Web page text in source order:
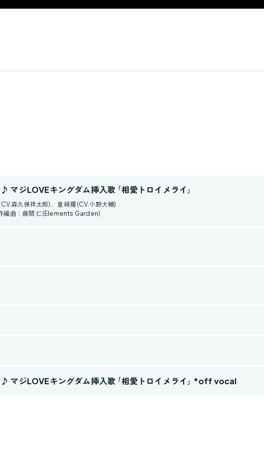
マジLOVEキングダム挿入歌 ｢相愛トロイメライ｣
森久保祥太郎)、皇 綺羅(CV.小野大輔)
編曲：藤間 仁(Elements Garden)
マジLOVEキングダム挿入歌 ｢相愛トロイメライ｣ *off vocal